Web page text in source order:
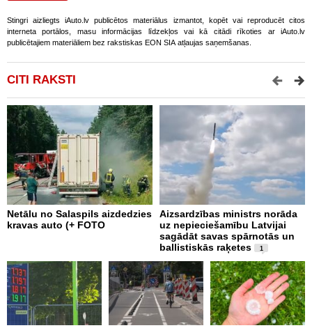
Stingri aizliegts iAuto.lv publicētos materiālus izmantot, kopēt vai reproducēt citos
interneta portālos, masu informācijas līdzekļos vai kā citādi rīkoties ar iAuto.lv
publicētajiem materiāliem bez rakstiskas EON SIA atļaujas saņemšanas.
CITI RAKSTI
Netālu no Salaspils aizdedzies
kravas auto (+ FOTO
Aizsardzības ministrs norāda
uz nepieciešamību Latvijai
sagādāt savas spārnotās un
ballistiskās raķetes
1